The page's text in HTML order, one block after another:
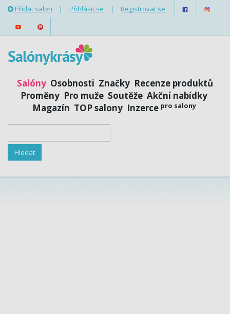
Přidat salon | Přihlásit se | Registrovat se
Salóny Osobnosti Značky Recenze produktů
Proměny Pro muže Soutěže Akční nabídky
Magazín TOP salony Inzerce pro salony